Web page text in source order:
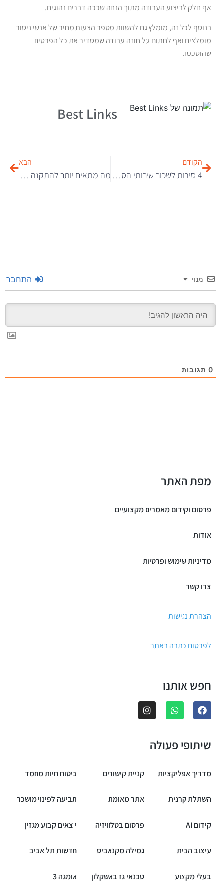
אף חלק לביצוע העבודה מתוך הנחה שככה דברים נהוגים.
בנוסף לכל זה, מומלץ גם להשוות מספר הצעות מחיר של אנשי ניסור
מומלצים ואף לחתום על חוזה עבודה שמסדיר את כל הפרטים
שהוסכמו.
Best Links
הקודם
4 סיבות לשכור שירותי הסעות במרכז
הבא
מה מתאים יותר להתקנה במשרדים? פרקטים מעץ או פרקטים למינציה?
מנוי התחבר
0תגובות
מפת האתר
פרסום וקידום מאמרים מקצועיים
אודות
מדיניות שימוש ופרטיות
צרו קשר
הצהרת נגישות
לפרסום כתבה באתר
חפש אותנו
שיתופי פעולה
מדריך אפליקציות קניית קישורים ביטוח חיות מחמד
השתלת קרנית אתר מאומת תביעה לפינוי מושכר
קידום AI פרסום בטלוויזיה יוצאים קבוע מגזין
עיצוב הבית גמילה מקנאביס חדשות תל אביב
בעלי מקצוע טכנאי גז באשקלון אומגה 3